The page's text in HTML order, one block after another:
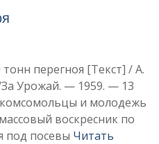
перегноя [Текст] / А.
— 1959. — 13
и молодежь
воскресник по
под посевы Читать